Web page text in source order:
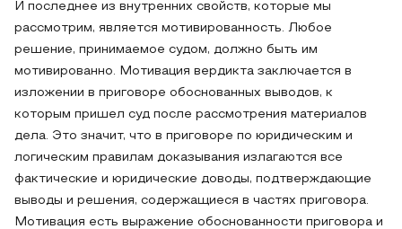
И последнее из внутренних свойств, которые мы
рассмотрим, является мотивированность. Любое
решение, принимаемое судом, должно быть им
мотивированно. Мотивация вердикта заключается в
изложении в приговоре обоснованных выводов, к
которым пришел суд после рассмотрения материалов
дела. Это значит, что в приговоре по юридическим и
логическим правилам доказывания излагаются все
фактические и юридические доводы, подтверждающие
выводы и решения, содержащиеся в частях приговора.
Мотивация есть выражение обоснованности приговора и